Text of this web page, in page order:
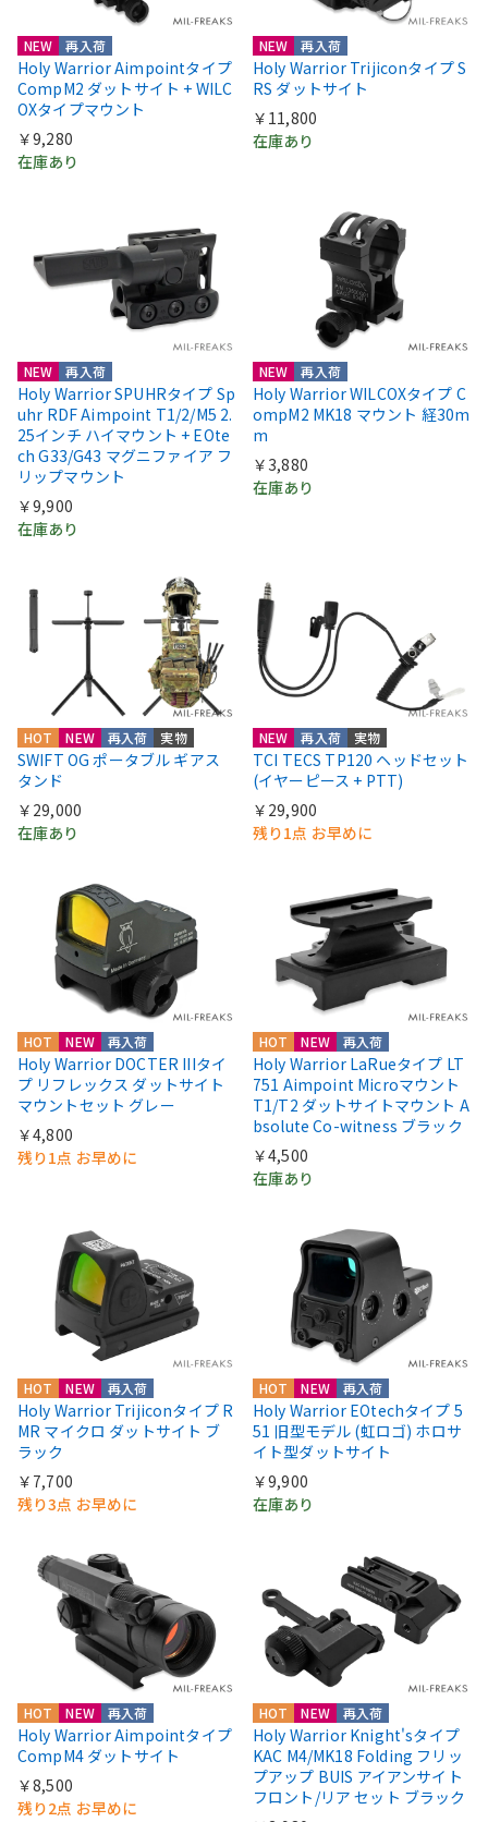
NEW 再入荷
Holy Warrior Aimpointタイプ
CompM2 ダットサイト + WILC
OXタイプマウント
￥9,280
在庫あり
NEW 再入荷
Holy Warrior Trijiconタイプ S
RS ダットサイト
￥11,800
在庫あり
NEW 再入荷
Holy Warrior SPUHRタイプ Sp
uhr RDF Aimpoint T1/2/M5 2.
25インチ ハイマウント + EOte
ch G33/G43 マグニファイア フ
リップマウント
￥9,900
在庫あり
NEW 再入荷
Holy Warrior WILCOXタイプ C
ompM2 MK18 マウント 経30m
m
￥3,880
在庫あり
HOT NEW 再入荷 実物
SWIFT OG ポータブル ギアス
タンド
￥29,000
在庫あり
NEW 再入荷 実物
TCI TECS TP120 ヘッドセット
(イヤーピース + PTT)
￥29,900
残り1点 お早めに
HOT NEW 再入荷
Holy Warrior DOCTER IIIタイ
プ リフレックス ダットサイト
マウントセット グレー
￥4,800
残り1点 お早めに
HOT NEW 再入荷
Holy Warrior LaRueタイプ LT
751 Aimpoint Microマウント
T1/T2 ダットサイトマウント A
bsolute Co-witness ブラック
￥4,500
在庫あり
HOT NEW 再入荷
Holy Warrior Trijiconタイプ R
MR マイクロ ダットサイト ブ
ラック
￥7,700
残り3点 お早めに
HOT NEW 再入荷
Holy Warrior EOtechタイプ 5
51 旧型モデル (虹ロゴ) ホロサ
イト型ダットサイト
￥9,900
在庫あり
HOT NEW 再入荷
Holy Warrior Aimpointタイプ
CompM4 ダットサイト
￥8,500
残り2点 お早めに
HOT NEW 再入荷
Holy Warrior Knight'sタイプ
KAC M4/MK18 Folding フリッ
プアップ BUIS アイアンサイト
フロント/リア セット ブラック